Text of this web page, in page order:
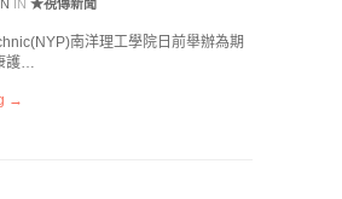
IN ★視傳新聞
南洋理工學院日前舉辦為期
護…
→